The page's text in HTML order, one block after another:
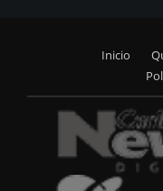
menu
Inicio